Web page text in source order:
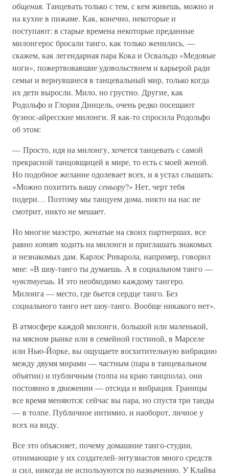
общения. Танцевать только с тем, с кем живешь, можно и
на кухне в пижаме. Как, конечно, некоторые и
поступают: в старые времена некоторые преданные
милонгерос бросали танго, как только женились, —
скажем, как легендарная пара Кока и Освальдо «Медовые
ноги», пожертвовавшие удовольствием и карьерой ради
семьи и вернувшиеся в танцевальный мир, только когда
их дети выросли. Мило, но грустно. Другие, как
Родольфо и Глория Динцель, очень редко посещают
буэнос-айресские милонги. Я как-то спросила Родольфо
об этом:
— Просто, идя на милонгу, хочется танцевать с самой
прекрасной танцовщицей в мире, то есть с моей женой.
Но подобное желание одолевает всех, и я устал слышать:
«Можно похитить вашусеньору?» Нет, черт тебя
подери… Поэтому мы танцуем дома, никто на нас не
смотрит, никто не мешает.
Но многие маэстро, женатые на своих партнершах, все
равнохотят ходить на милонги и приглашать знакомых
и незнакомых дам. Карлос Риварола, например, говорил
мне: «В шоу-танго ты думаешь. А в социальном танго —
чувствуешь. И это необходимо каждому тангеро.
Милонга — место, где бьется сердце танго. Без
социального танго нет шоу-танго. Вообще никакого нет».
В атмосфере каждой милонги, большой или маленькой,
на мясном рынке или в семейной гостиной, в Марселе
или Нью-Йорке, вы ощущаете восхитительную вибрацию
между двумя мирами — частным (пара в танцевальном
объятии) и публичным (толпа на краю танцпола), они
постоянно в движении — отсюда и вибрация. Границы
все время меняются: сейчас вы пара, но спустя три танды
— в толпе. Публичное интимно, и наоборот, личное у
всех на виду.
Все это объясняет, почему домашние танго-студии,
отнимающие у их создателей-энтузиастов много средств
и сил, никогда не используются по назначению. У Клайва